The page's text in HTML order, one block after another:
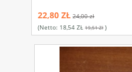
22,80 ZŁ 24,00 zł
(netto: 18,54 ZŁ 19,51 Zł)